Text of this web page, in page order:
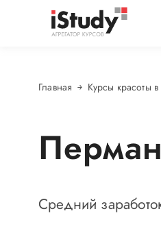
Главная Курсы красоты
Средний